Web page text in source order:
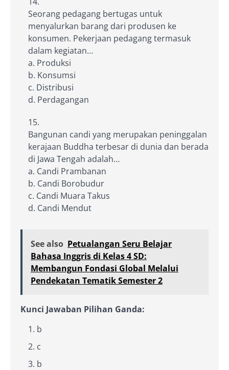
Seorang pedagang bertugas untuk
menyalurkan barang dari produsen ke
konsumen. Pekerjaan pedagang termasuk
dalam kegiatan…
a. Produksi
b. Konsumsi
c. Distribusi
d. Perdagangan
Bangunan candi yang merupakan peninggalan
kerajaan Buddha terbesar di dunia dan berada
di Jawa Tengah adalah…
a. Candi Prambanan
b. Candi Borobudur
c. Candi Muara Takus
d. Candi Mendut
See also Petualangan Seru Belajar
Bahasa Inggris di Kelas 4 SD:
Membangun Fondasi Global Melalui
Pendekatan Tematik Semester 2
Kunci Jawaban Pilihan Ganda:
b
c
b